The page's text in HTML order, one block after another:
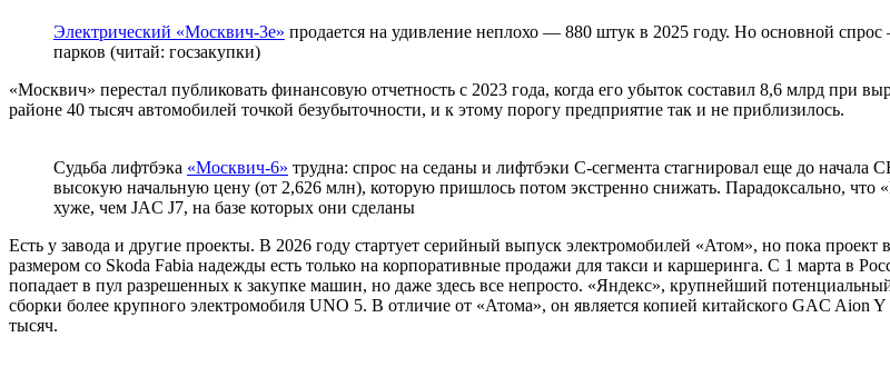
Электрический «Москвич-3е» продается на удивление неплохо — 880 штук в 2025 году. Но основной
парков (читай: госзакупки)
«Москвич» перестал публиковать финансовую отчетность с 2023 года, когда его убыток составил 8,6 млрд при
районе 40 тысяч автомобилей точкой безубыточности, и к этому порогу предприятие так и не приблизилось.
Судьба лифтбэка «Москвич-6» трудна: спрос на седаны и лифтбэки С-сегмента стагнировал еще до начала
высокую начальную цену (от 2,626 млн), которую пришлось потом экстренно снижать. Парадоксально, что
хуже, чем JAC J7, на базе которых они сделаны
Есть у завода и другие проекты. В 2026 году стартует серийный выпуск электромобилей «Атом», но пока
размером со Skoda Fabia надежды есть только на корпоративные продажи для такси и каршеринга. С 1 марта в
попадает в пул разрешенных к закупке машин, но даже здесь все непросто. «Яндекс», крупнейший
сборки более крупного электромобиля UNO 5. В отличие от «Атома», он является копией китайского GAC Aion
тысяч.